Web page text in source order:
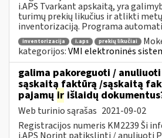
i.APS Tvarkant apskaitą, yra
turimų prekių likučius ir atlikti
inventorizaciją. Programa
inventorizacija i.aps prekių likučiai
kategorijos:VMI elektroninės
galima pakoreguoti / anuliuoti
sąskaitą faktūrą /sąskaitą
pajamų ir išlaidų
Web turinio sąrašas 2021-09-02
Registracijos numeris KM2239 Ši
i.APS Norint patikslinti / anuliuoti